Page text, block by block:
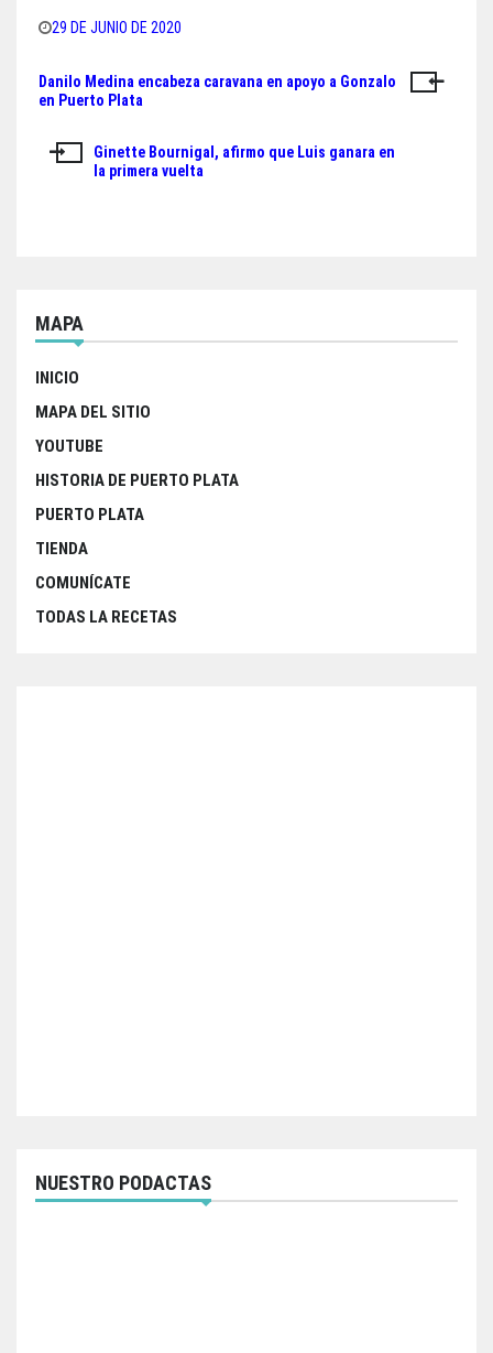
bo tt ts
pp
29 DE JUNIO DE 2020
Navegación
entradas
Danilo Medina encabeza caravana en apoyo a Gonzalo
en Puerto Plata
Ginette Bournigal, afirmo que Luis ganara en
la primera vuelta
MAPA
INICIO
MAPA DEL SITIO
YOUTUBE
HISTORIA DE PUERTO PLATA
PUERTO PLATA
TIENDA
COMUNÍCATE
TODAS LA RECETAS
NUESTRO PODACTAS